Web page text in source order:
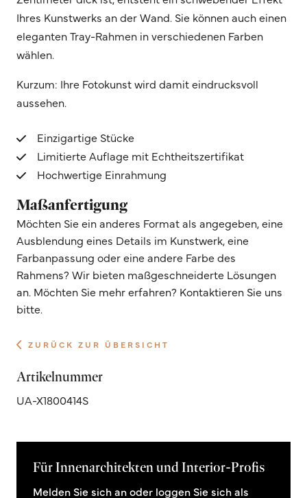
Ihres Kunstwerks an der Wand. Sie können auch einen
eleganten Tray-Rahmen in verschiedenen Farben
wählen.
Kurzum: Ihre Fotokunst wird damit eindrucksvoll
aussehen.
Einzigartige Stücke
Limitierte Auflage mit Echtheitszertifikat
Hochwertige Einrahmung
Maßanfertigung
Möchten Sie ein anderes Format als angegeben, eine
Ausblendung eines Details im Kunstwerk, eine
Farbanpassung oder eine andere Farbe des
Rahmens? Wir bieten maßgeschneiderte Lösungen
an. Möchten Sie mehr erfahren? Kontaktieren Sie uns
bitte.
ZURÜCK ZUR ÜBERSICHT
Artikelnummer
UA-X1800414S
Für Innenarchitekten und Interior-Profis
Melden Sie sich an oder loggen Sie sich als